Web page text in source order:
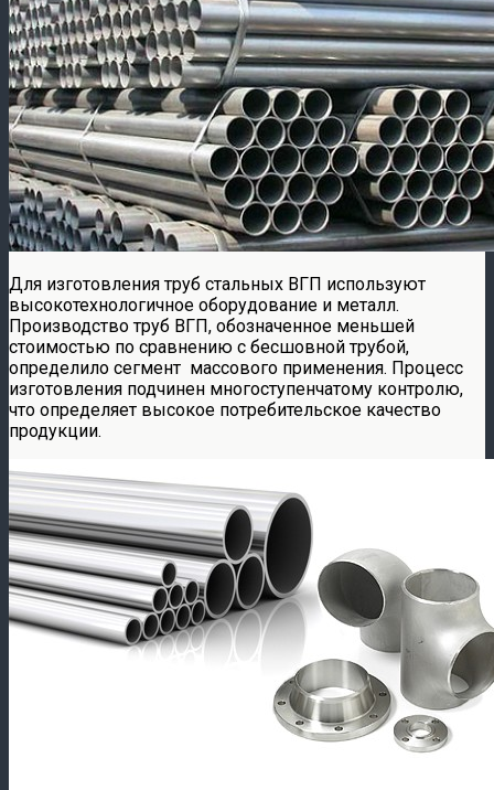
Для изготовления труб стальных ВГП используют
высокотехнологичное оборудование и металл.
Производство труб ВГП, обозначенное меньшей
стоимостью по сравнению с бесшовной трубой,
определило сегмент массового применения. Процесс
изготовления подчинен многоступенчатому контролю,
что определяет высокое потребительское качество
продукции.